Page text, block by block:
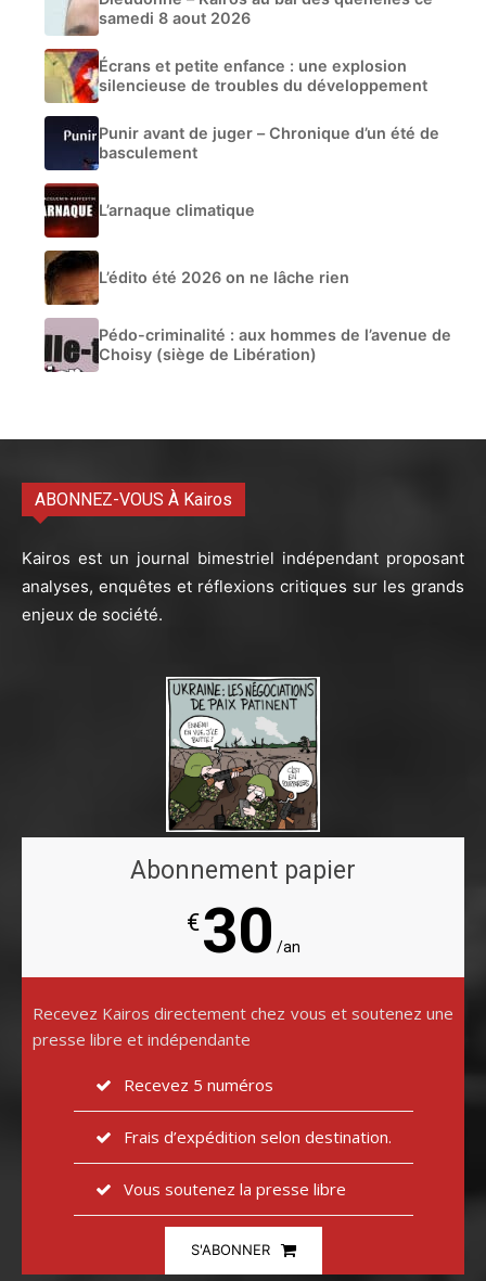
samedi 8 aout 2026
Écrans et petite enfance : une explosion
silencieuse de troubles du développement
Punir avant de juger – Chronique d’un été de
basculement
L’arnaque climatique
L’édito été 2026 on ne lâche rien
Pédo-criminalité : aux hommes de l’avenue de
Choisy (siège de Libération)
ABONNEZ-VOUS À Kairos
Kairos est un journal bimestriel indépendant proposant
analyses, enquêtes et réflexions critiques sur les grands
enjeux de société.
Abonnement papier
€30 /an
Recevez Kairos directement chez vous et soutenez une
presse libre et indépendante
Recevez 5 numéros
Frais d’expédition selon destination.
Vous soutenez la presse libre
S'ABONNER